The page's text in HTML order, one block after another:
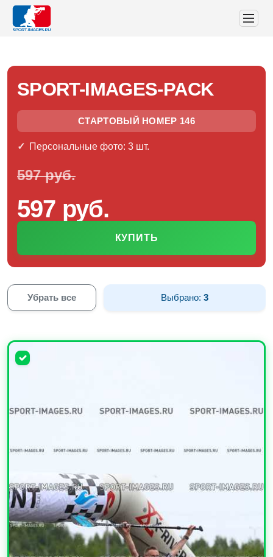
SPORT-IMAGES-PACK
СТАРТОВЫЙ НОМЕР 146
Персональные фото: 3 шт.
597 руб.
597 руб.
КУПИТЬ
Убрать все Выбрано:3